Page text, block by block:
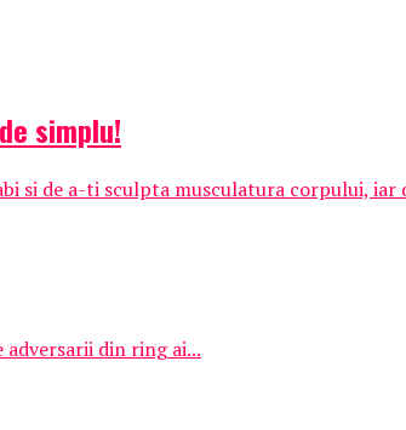
simplu!
si de a-ti sculpta musculatura corpului, iar
din ring ai...